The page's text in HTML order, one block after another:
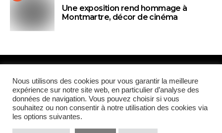
Une exposition rend hommage à
Montmartre, décor de cinéma
Paris Global Forum
QUI SOMMES-NOUS CONTRIBUTEURS
CONTACT
MENTIONS LÉGALES
Nous utilisons des cookies pour vous garantir la meilleure
expérience sur notre site web, en particulier d’analyse des
données de navigation. Vous pouvez choisir si vous
souhaitez ou non consentir à notre utilisation des cookies via
les options suivantes.